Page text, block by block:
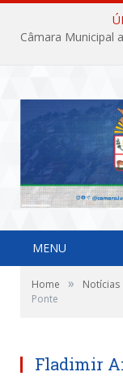
MENU
Home » Notícias
Ponte
Fladimir